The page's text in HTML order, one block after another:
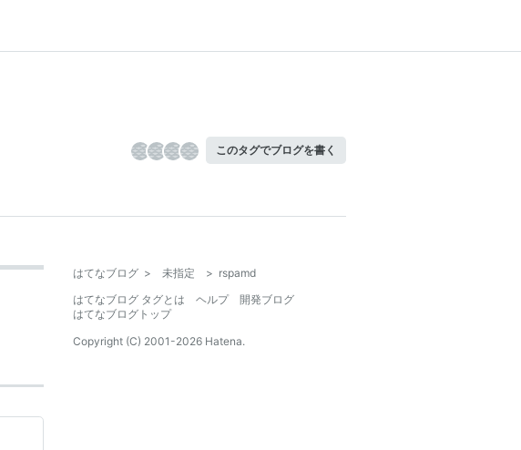
このタグでブログを書く
はてなブログ > 未指定 > rspamd
はてなブログ タグとは
ヘルプ
開発ブログ
はてなブログトップ
Copyright (C) 2001-2026 Hatena.